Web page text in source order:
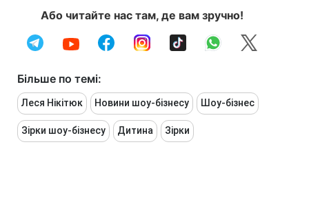
Або читайте нас там, де вам зручно!
Більше по темі:
Леся Нікітюк Новини шоу-бізнесу Шоу-бізнес
Зірки шоу-бізнесу Дитина Зірки